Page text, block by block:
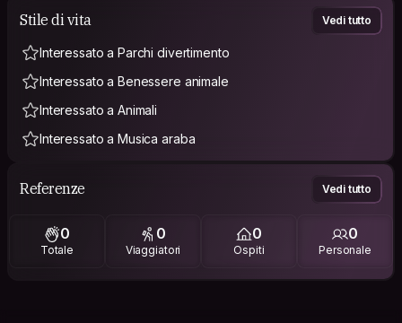
Stile di vita Vedi tutto
Interessato a Parchi divertimento
Interessato a Benessere animale
Interessato a Animali
Interessato a Musica araba
Referenze Vedi tutto
0
Totale
0
Viaggiatori
0
Ospiti
0
Personale